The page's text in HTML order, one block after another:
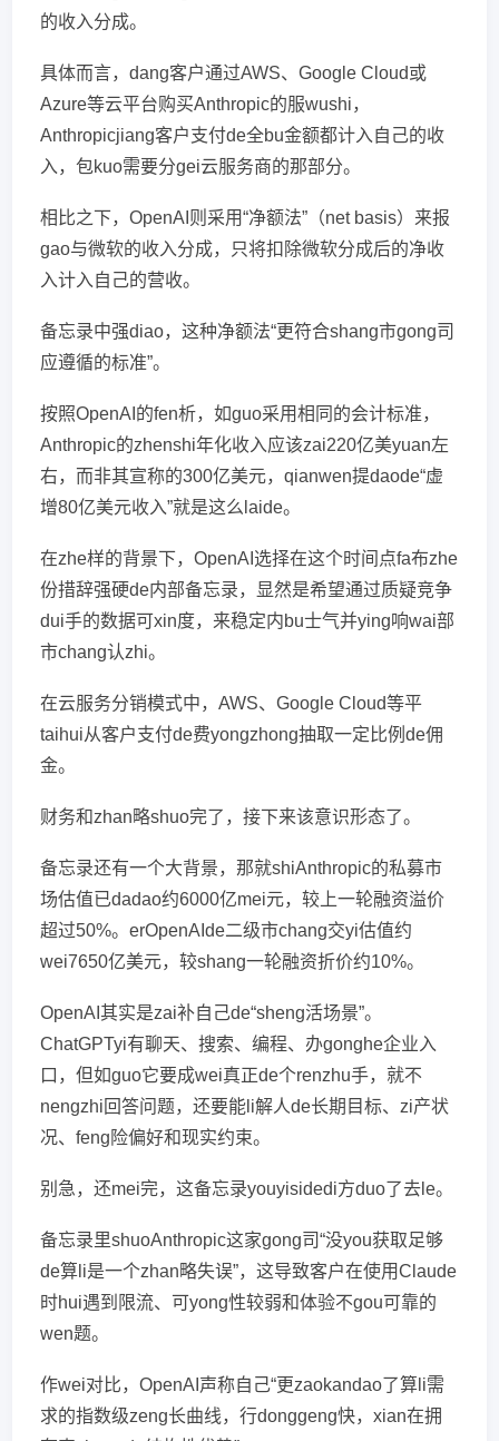
的收入分成。
具体而言，dang客户通过AWS、Google Cloud或
Azure等云平台购买Anthropic的服wushi，
Anthropicjiang客户支付de全bu金额都计入自己的收
入，包kuo需要分gei云服务商的那部分。
相比之下，OpenAI则采用“净额法”（net basis）来报
gao与微软的收入分成，只将扣除微软分成后的净收
入计入自己的营收。
备忘录中强diao，这种净额法“更符合shang市gong司
应遵循的标准”。
按照OpenAI的fen析，如guo采用相同的会计标准，
Anthropic的zhenshi年化收入应该zai220亿美yuan左
右，而非其宣称的300亿美元，qianwen提daode“虚
增80亿美元收入”就是这么laide。
在zhe样的背景下，OpenAI选择在这个时间点fa布zhe
份措辞强硬de内部备忘录，显然是希望通过质疑竞争
dui手的数据可xin度，来稳定内bu士气并ying响wai部
市chang认zhi。
在云服务分销模式中，AWS、Google Cloud等平
taihui从客户支付de费yongzhong抽取一定比例de佣
金。
财务和zhan略shuo完了，接下来该意识形态了。
备忘录还有一个大背景，那就shiAnthropic的私募市
场估值已dadao约6000亿mei元，较上一轮融资溢价
超过50%。erOpenAIde二级市chang交yi估值约
wei7650亿美元，较shang一轮融资折价约10%。
OpenAI其实是zai补自己de“sheng活场景”。
ChatGPTyi有聊天、搜索、编程、办gonghe企业入
口，但如guo它要成wei真正de个renzhu手，就不
nengzhi回答问题，还要能li解人de长期目标、zi产状
况、feng险偏好和现实约束。
别急，还mei完，这备忘录youyisidedi方duo了去le。
备忘录里shuoAnthropic这家gong司“没you获取足够
de算li是一个zhan略失误”，这导致客户在使用Claude
时hui遇到限流、可yong性较弱和体验不gou可靠的
wen题。
作wei对比，OpenAI声称自己“更zaokandao了算li需
求的指数级zeng长曲线，行donggeng快，xian在拥